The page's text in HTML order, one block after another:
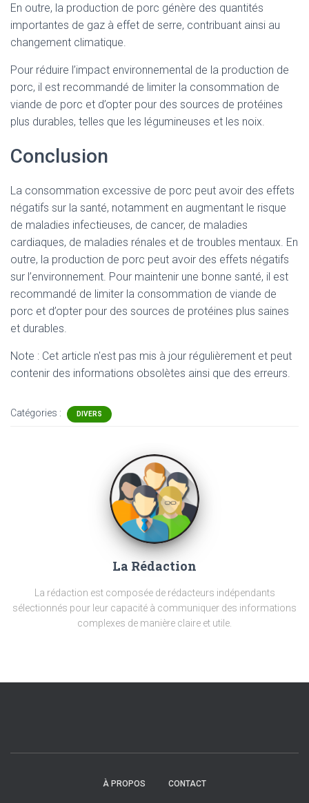
En outre, la production de porc génère des quantités
importantes de gaz à effet de serre, contribuant ainsi au
changement climatique.
Pour réduire l’impact environnemental de la production de
porc, il est recommandé de limiter la consommation de
viande de porc et d’opter pour des sources de protéines
plus durables, telles que les légumineuses et les noix.
Conclusion
La consommation excessive de porc peut avoir des effets
négatifs sur la santé, notamment en augmentant le risque
de maladies infectieuses, de cancer, de maladies
cardiaques, de maladies rénales et de troubles mentaux. En
outre, la production de porc peut avoir des effets négatifs
sur l’environnement. Pour maintenir une bonne santé, il est
recommandé de limiter la consommation de viande de
porc et d’opter pour des sources de protéines plus saines
et durables.
Note : Cet article n'est pas mis à jour régulièrement et peut
contenir des informations obsolètes ainsi que des erreurs.
Catégories : DIVERS
La Rédaction
La rédaction est composée de rédacteurs indépendants
sélectionnés pour leur capacité à communiquer des informations
complexes de manière claire et utile.
À PROPOS CONTACT